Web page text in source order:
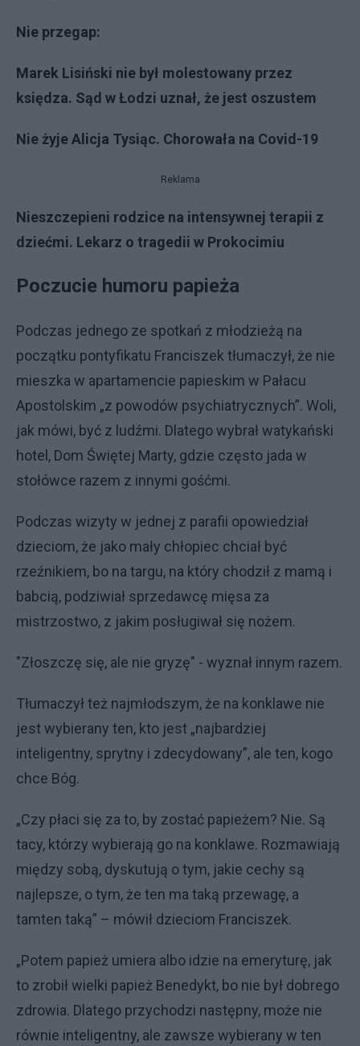
Nie przegap:
Marek Lisiński nie był molestowany przez
księdza. Sąd w Łodzi uznał, że jest oszustem
Nie żyje Alicja Tysiąc. Chorowała na Covid-19
Reklama
Nieszczepieni rodzice na intensywnej terapii z
dziećmi. Lekarz o tragedii w Prokocimiu
Poczucie humoru papieża
Podczas jednego ze spotkań z młodzieżą na
początku pontyfikatu Franciszek tłumaczył, że nie
mieszka w apartamencie papieskim w Pałacu
Apostolskim „z powodów psychiatrycznych”. Woli,
jak mówi, być z ludźmi. Dlatego wybrał watykański
hotel, Dom Świętej Marty, gdzie często jada w
stołówce razem z innymi gośćmi.
Podczas wizyty w jednej z parafii opowiedział
dzieciom, że jako mały chłopiec chciał być
rzeźnikiem, bo na targu, na który chodził z mamą i
babcią, podziwiał sprzedawcę mięsa za
mistrzostwo, z jakim posługiwał się nożem.
"Złoszczę się, ale nie gryzę" - wyznał innym razem.
Tłumaczył też najmłodszym, że na konklawe nie
jest wybierany ten, kto jest „najbardziej
inteligentny, sprytny i zdecydowany”, ale ten, kogo
chce Bóg.
„Czy płaci się za to, by zostać papieżem? Nie. Są
tacy, którzy wybierają go na konklawe. Rozmawiają
między sobą, dyskutują o tym, jakie cechy są
najlepsze, o tym, że ten ma taką przewagę, a
tamten taką” – mówił dzieciom Franciszek.
„Potem papież umiera albo idzie na emeryturę, jak
to zrobił wielki papież Benedykt, bo nie był dobrego
zdrowia. Dlatego przychodzi następny, może nie
równie inteligentny, ale zawsze wybierany w ten